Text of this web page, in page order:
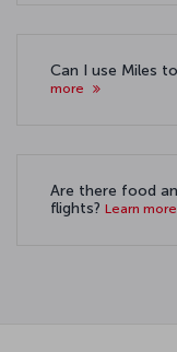
Can I use Miles
more
Are there food
flights? Learn more